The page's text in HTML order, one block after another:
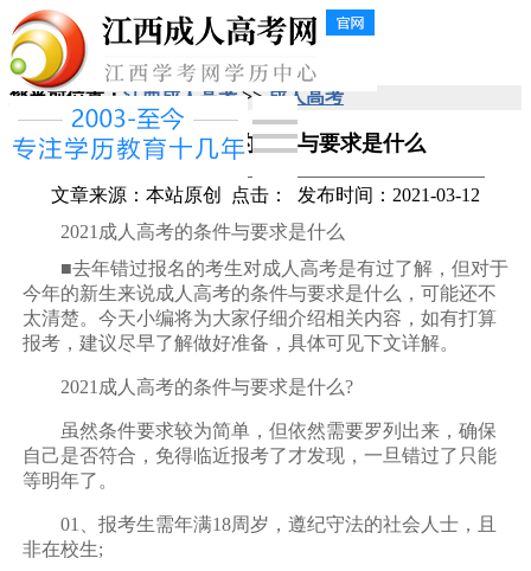
您当前位置： 江西成人高考>> 成人高考
2021成人高考的条件与要求是什么
文章来源：本站原创 点击：
发布时间：2021-03-12
2021成人高考的条件与要求是什么
■去年错过报名的考生对成人高考是有过了解，但对于
今年的新生来说成人高考的条件与要求是什么，可能还不
太清楚。今天小编将为大家仔细介绍相关内容，如有打算
报考，建议尽早了解做好准备，具体可见下文详解。
2021成人高考的条件与要求是什么?
虽然条件要求较为简单，但依然需要罗列出来，确保
自己是否符合，免得临近报考了才发现，一旦错过了只能
等明年了。
01、报考生需年满18周岁，遵纪守法的社会人士，且
非在校生;